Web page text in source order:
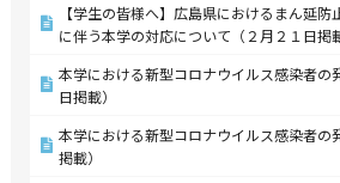
【学生の皆様へ】広島県におけるまん延
に伴う本学の対応について（２月２１日掲
本学における新型コロナウイルス感染者の
日掲載）
本学における新型コロナウイルス感染者の
掲載）